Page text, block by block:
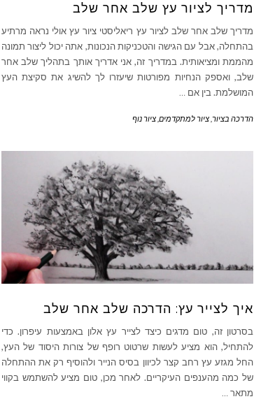
מדריך לציור עץ שלב אחר שלב
מדריך שלב אחר שלב לציור עץ ריאליסטי ציור עץ אולי נראה מרתיע
בהתחלה, אבל עם הגישה והטכניקות הנכונות, אתה יכול ליצור תמונה
מהממת ומציאותית. במדריך זה, אני אדריך אותך בתהליך שלב אחר
שלב, ואספק הנחיות מפורטות שיעזרו לך להשיג את סקיצת העץ
המושלמת. בין אם …
הדרכה בציור ציור למתקדמים ציור נוף
איך לצייר עץ: הדרכה שלב אחר שלב
בסרטון זה, טום מדגים כיצד לצייר עץ אלון באמצעות עיפרון. כדי
להתחיל, הוא מציע לעשות שרטוט רופף של צורות היסוד של העץ,
החל מגזע עץ רחב קצר לכיוון בסיס הנייר ולהוסיף רק את ההתחלה
של כמה מהענפים העיקריים. לאחר מכן, טום מציע להשתמש בקווי
מתאר …